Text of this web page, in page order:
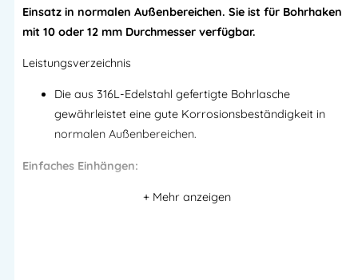
Einsatz in normalen Außenbereichen. Sie ist für Bohrhaken
mit 10 oder 12 mm Durchmesser verfügbar.
Leistungsverzeichnis
Die aus 316L-Edelstahl gefertigte Bohrlasche
gewährleistet eine gute Korrosionsbeständigkeit in
normalen Außenbereichen.
Einfaches Einhängen:
– Eine große, ergonomisch geformte Verbindungsöse